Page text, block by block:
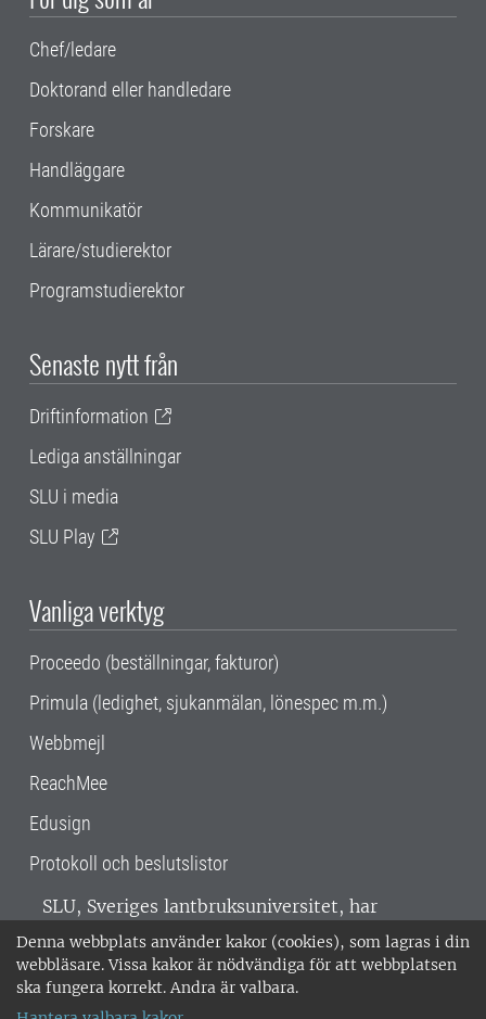
Denna webbplats använder kakor (cookies), som lagras i din
webbläsare. Vissa kakor är nödvändiga för att webbplatsen
ska fungera korrekt. Andra är valbara.
Chef/ledare
Doktorand eller handledare
Forskare
Handläggare
Kommunikatör
Lärare/studierektor
Programstudierektor
Senaste nytt från
Driftinformation
Lediga anställningar
SLU i media
SLU Play
Vanliga verktyg
Proceedo (beställningar, fakturor)
Primula (ledighet, sjukanmälan, lönespec m.m.)
Webbmejl
ReachMee
Edusign
Protokoll och beslutslistor
SLU, Sveriges lantbruksuniversitet, har
verksamhet över hela Sverige. Huvudorter är
Alnarp, Uppsala och Umeå.SLU är
miljöcertifierat enligt ISO 14001. •
018-67 10 00 • Org nr: 202100-2817 •